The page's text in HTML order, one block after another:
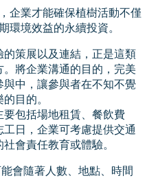
企業才能確保植樹活動不僅
環境效益的永續投資。
策展以及連結，正是這類
將企業溝通的目的，完美
中，讓參與者在不知不覺
目的。
包括場地租賃、餐飲費
日，企業可考慮提供交通
會責任教育或體驗。
會隨著人數、地點、時間